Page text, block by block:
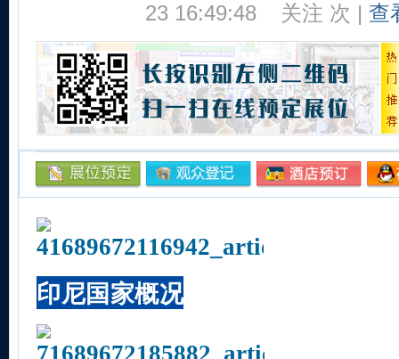
23 16:49:48
关注 次 | 查
印尼国家概况